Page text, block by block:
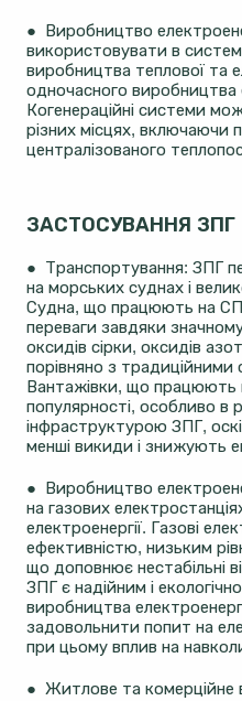
● Виробництво
використовувати в
виробництва теплової та
одночасного виробництва
Когенераційні системи
різних місцях, включаючи
централізованого
ЗАСТОСУВАННЯ ЗПГ
● Транспортування: ЗПГ
на морських суднах і
Судна, що працюють на
переваги завдяки
оксидів сірки, оксидів
порівняно з
Вантажівки, що
популярності, особливо в
інфраструктурою ЗПГ,
менші викиди і знижують
● Виробництво
на газових
електроенергії. Газові
ефективністю, низьким
що доповнює нестабільні
ЗПГ є надійним і
виробництва
задовольнити попит на
при цьому вплив на
● Житлове та комерційне